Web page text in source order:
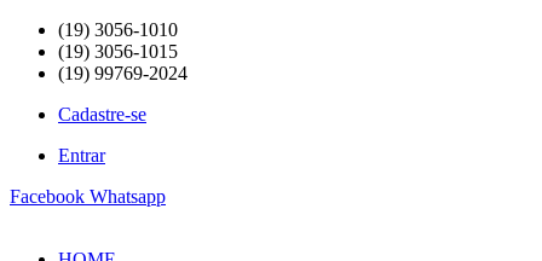
(19) 3056-1010
(19) 3056-1015
(19) 99769-2024
Cadastre-se
Entrar
Facebook Whatsapp